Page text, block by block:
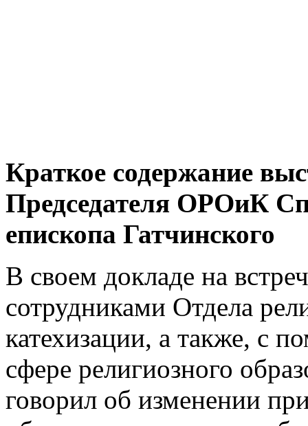
Краткое содержание
Председателя ОРОиК
епископа Гатчинского
В своем докладе на
сотрудниками Отдела
катехизации, а также, с
сфере религиозного
говорил об изменении